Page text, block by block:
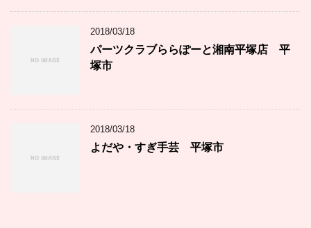
2018/03/18
パーツクラブららぽーと湘南平塚店 平
塚市
2018/03/18
よだや・すぎ手芸 平塚市